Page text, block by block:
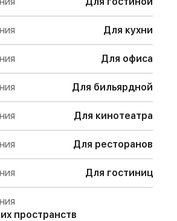
Для кухни
Для офиса
Для бильярдной
Для кинотеатра
Для ресторанов
Для гостиниц
пространств